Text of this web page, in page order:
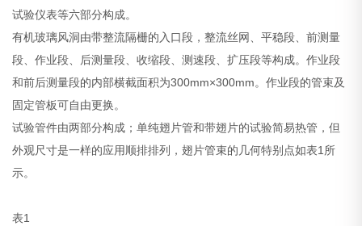
试验仪表等六部分构成。
有机玻璃风洞由带整流隔栅的入口段，整流丝网、平稳段、前测量
段、作业段、后测量段、收缩段、测速段、扩压段等构成。作业段
和前后测量段的内部横截面积为300mm×300mm。作业段的管束及
固定管板可自由更换。
试验管件由两部分构成；单纯翅片管和带翅片的试验简易热管，但
外观尺寸是一样的应用顺排排列，翅片管束的几何特别点如表1所
示。
表1